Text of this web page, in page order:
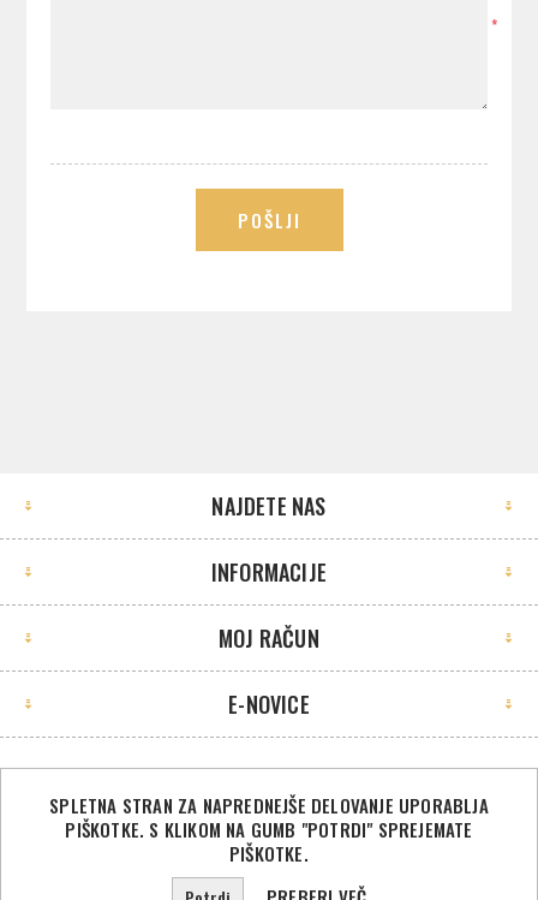
*
POŠLJI
NAJDETE NAS
INFORMACIJE
MOJ RAČUN
E-NOVICE
©2026 Sport Store. Vse pravice pridržane.
Powered by
SPLETNA STRAN ZA NAPREDNEJŠE DELOVANJE UPORABLJA
PIŠKOTKE. S KLIKOM NA GUMB "POTRDI" SPREJEMATE
PIŠKOTKE.